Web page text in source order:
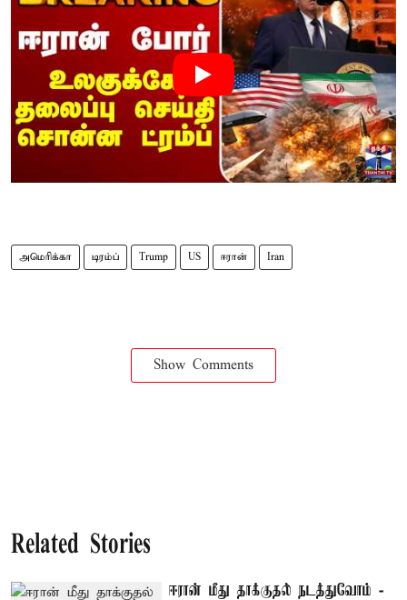
அமெரிக்கா டிரம்ப் Trump US ஈரான் Iran
Show Comments
Related Stories
ஈரான் மீது தாக்குதல் நடத்துவோம் -